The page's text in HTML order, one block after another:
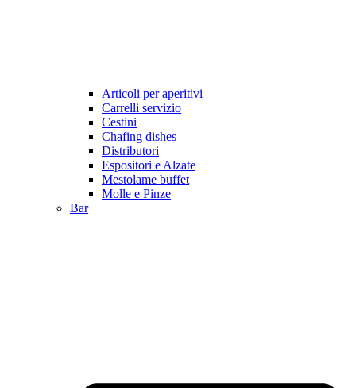
Articoli per aperitivi
Carrelli servizio
Cestini
Chafing dishes
Distributori
Espositori e Alzate
Mestolame buffet
Molle e Pinze
Bar